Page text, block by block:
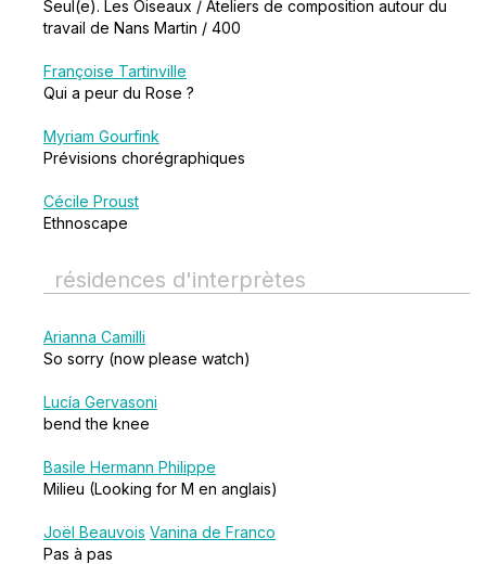
Seul(e). Les Oiseaux / Ateliers de composition autour du
travail de Nans Martin / 400
Françoise Tartinville
Qui a peur du Rose ?
Myriam Gourfink
Prévisions chorégraphiques
Cécile Proust
Ethnoscape
résidences d'interprètes
Arianna Camilli
So sorry (now please watch)
Lucía Gervasoni
bend the knee
Basile Hermann Philippe
Milieu (Looking for M en anglais)
Joël Beauvois Vanina de Franco
Pas à pas